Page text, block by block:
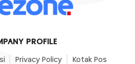
PROFILE
Privacy Policy Kotak Pos